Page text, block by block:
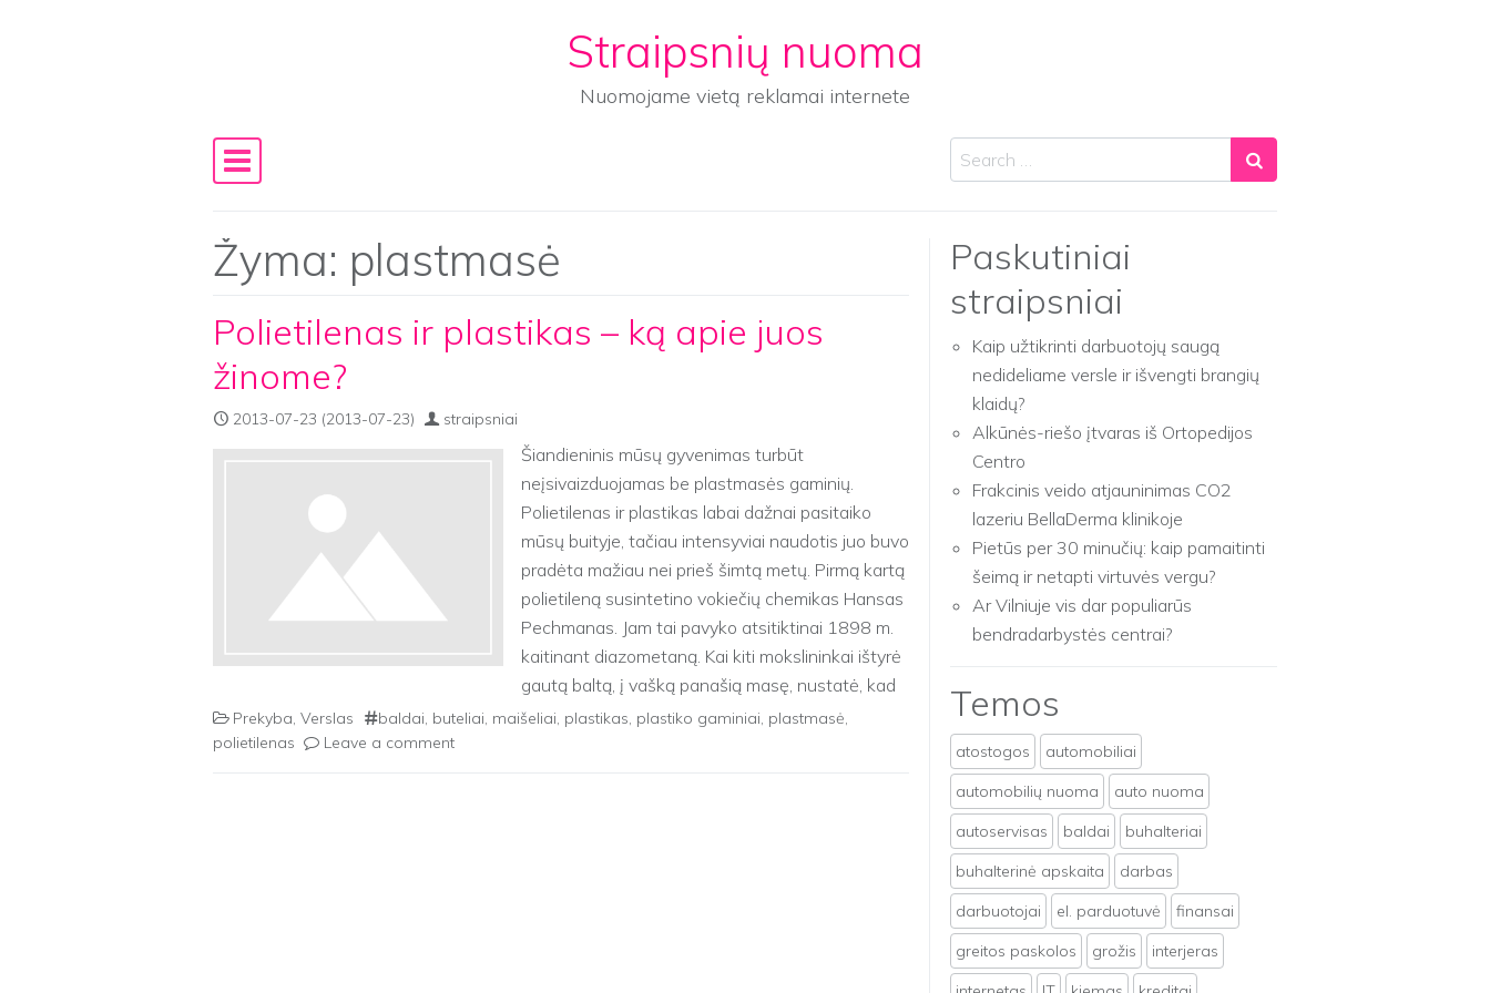
Straipsnių nuoma
Nuomojame vietą reklamai internete
Main Navigation
Search
Žyma: plastmasė
Polietilenas ir plastikas – ką apie juos
žinome?
2013-07-23 (2013-07-23) straipsniai
Šiandieninis mūsų gyvenimas turbūt
neįsivaizduojamas be plastmasės gaminių.
Polietilenas ir plastikas labai dažnai pasitaiko
mūsų buityje, tačiau intensyviai naudotis juo buvo
pradėta mažiau nei prieš šimtą metų. Pirmą kartą
polietileną susintetino vokiečių chemikas Hansas
Pechmanas. Jam tai pavyko atsitiktinai 1898 m.
kaitinant diazometaną. Kai kiti mokslininkai ištyrė
gautą baltą, į vašką panašią masę, nustatė, kad
[…]
Prekyba, Verslas baldai, buteliai, maišeliai, plastikas, plastiko gaminiai, plastmasė,
polietilenas
Leave a comment
Paskutiniai
straipsniai
Kaip užtikrinti darbuotojų saugą
nedideliame versle ir išvengti brangių
klaidų?
Alkūnės-riešo įtvaras iš Ortopedijos
Centro
Frakcinis veido atjauninimas CO2
lazeriu BellaDerma klinikoje
Pietūs per 30 minučių: kaip pamaitinti
šeimą ir netapti virtuvės vergu?
Ar Vilniuje vis dar populiarūs
bendradarbystės centrai?
Temos
atostogos
automobiliai
automobilių nuoma
auto nuoma
autoservisas
baldai
buhalteriai
buhalterinė apskaita
darbas
darbuotojai
el. parduotuvė
finansai
greitos paskolos
grožis
interjeras